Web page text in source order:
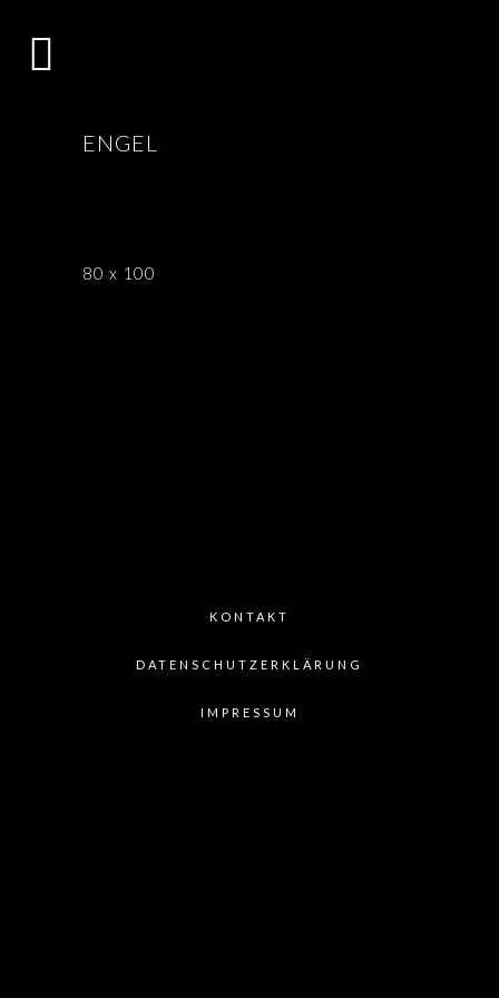
ENGEL
80 x 100
KONTAKT
DATENSCHUTZERKLÄRUNG
IMPRESSUM